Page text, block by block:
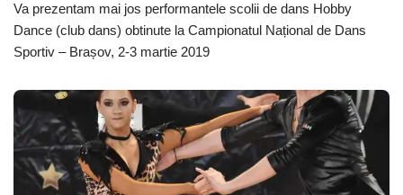
Va prezentam mai jos performantele scolii de dans Hobby
Dance (club dans) obtinute la Campionatul Național de Dans
Sportiv – Brașov, 2-3 martie 2019